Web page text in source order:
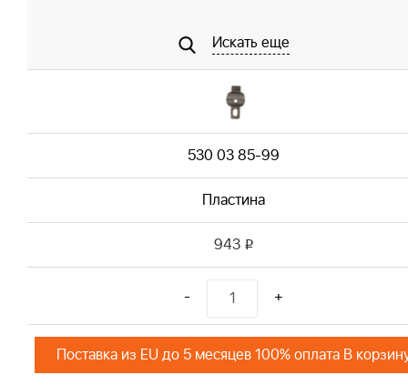
Искать еще
530 03 85-99
Пластина
943 i
- +
Поставка из EU до 5 месяцев 100% оплата В